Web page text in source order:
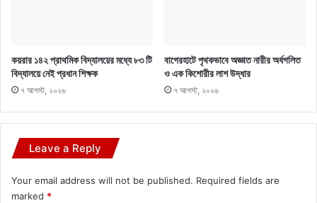
কয়রার ১৪২ প্রাথমিক বিদ্যালয়ের মধ্যে ৮৩ টি
বিদ্যালয়ে নেই প্রধান শিক্ষক
৭ আগস্ট, ২০২৬
বাগেরহাটে পৃথকভাবে অজ্ঞাত নারীর অর্ধগলিত
ও এক কিশোরীর লাশ উদ্ধার
৭ আগস্ট, ২০২৬
Leave a Reply
Your email address will not be published. Required fields are
marked *